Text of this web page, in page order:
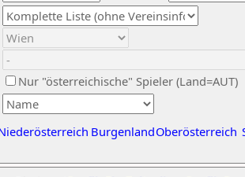
Nur "österreichische" Spieler (Land=AUT)
BurgenlandOberösterreich